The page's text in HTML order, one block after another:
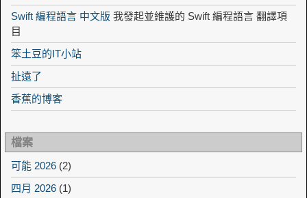
Swift 編程語言 中文版 我發起並維護的 Swift 編程語言 翻譯項
目
笨土豆的IT小站
扯遠了
香蕉的博客
檔案
可能 2026 (2)
四月 2026 (1)